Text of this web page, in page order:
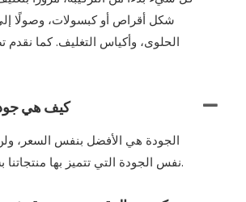
شكل أقراص أو كبسولات، وصولًا
الحلوى، وأكياس التغليف. كما نقدم
كيف هي
الجودة هي الأفضل بنفس السعر،
نفس الجودة التي تتميز بها منتجاتنا بسعر منخفض.